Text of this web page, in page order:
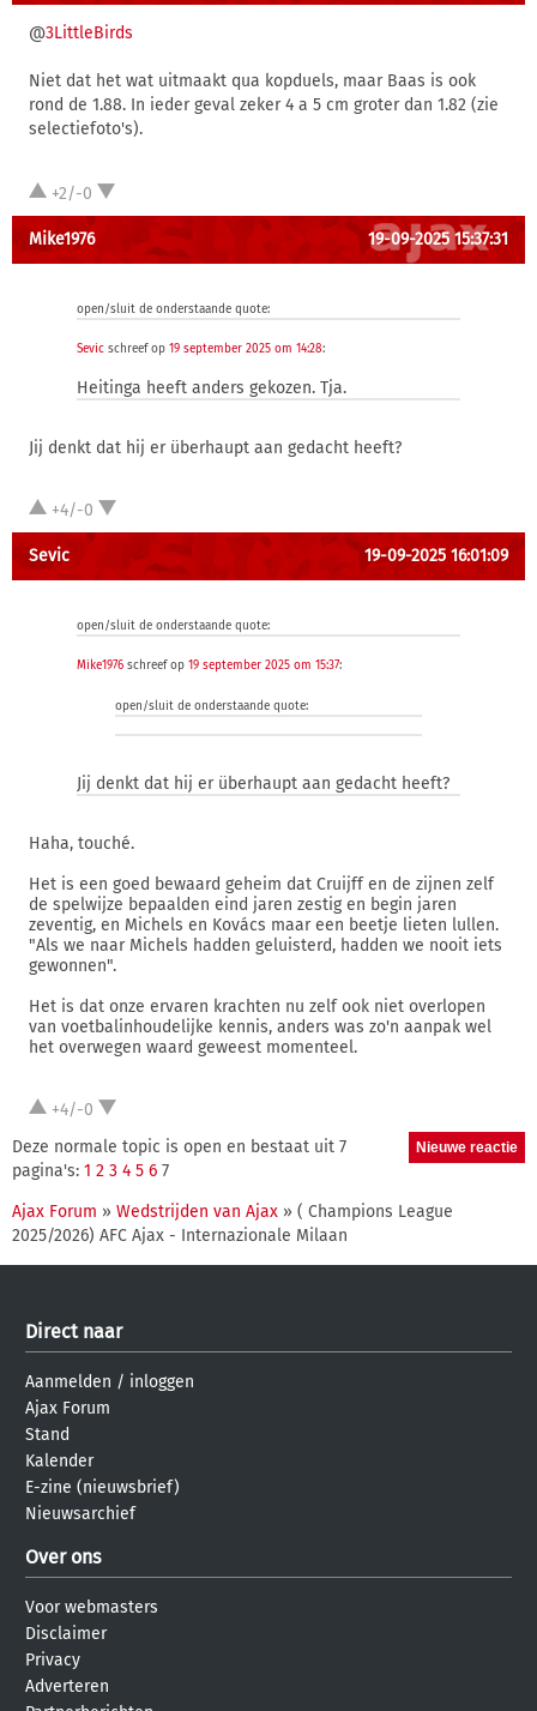
@3LittleBirds
Niet dat het wat uitmaakt qua kopduels, maar Baas is ook
rond de 1.88. In ieder geval zeker 4 a 5 cm groter dan 1.82 (zie
selectiefoto's).
+2/-0
Mike1976 19-09-2025 15:37:31
open/sluit de onderstaande quote:
Sevic schreef op 19 september 2025 om 14:28:
Heitinga heeft anders gekozen. Tja.
Jij denkt dat hij er überhaupt aan gedacht heeft?
+4/-0
Sevic 19-09-2025 16:01:09
open/sluit de onderstaande quote:
Mike1976 schreef op 19 september 2025 om 15:37:
open/sluit de onderstaande quote:
Jij denkt dat hij er überhaupt aan gedacht heeft?
Haha, touché.
Het is een goed bewaard geheim dat Cruijff en de zijnen zelf
de spelwijze bepaalden eind jaren zestig en begin jaren
zeventig, en Michels en Kovács maar een beetje lieten lullen.
"Als we naar Michels hadden geluisterd, hadden we nooit iets
gewonnen".
Het is dat onze ervaren krachten nu zelf ook niet overlopen
van voetbalinhoudelijke kennis, anders was zo'n aanpak wel
het overwegen waard geweest momenteel.
+4/-0
Deze normale topic is open en bestaat uit 7
pagina's: 1 2 3 4 5 6 7
Ajax Forum » Wedstrijden van Ajax » ( Champions League
2025/2026) AFC Ajax - Internazionale Milaan
Direct naar
Aanmelden / inloggen
Ajax Forum
Stand
Kalender
E-zine (nieuwsbrief)
Nieuwsarchief
Over ons
Voor webmasters
Disclaimer
Privacy
Adverteren